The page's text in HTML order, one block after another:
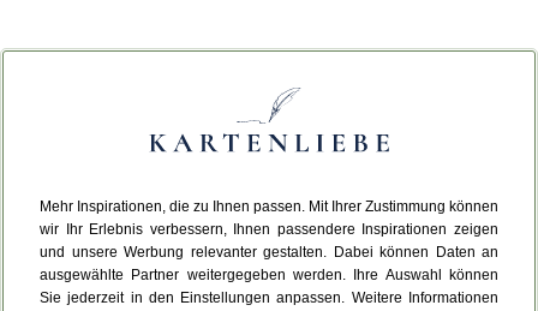
Mehr Inspirationen, die zu Ihnen passen. Mit Ihrer Zustimmung können
wir Ihr Erlebnis verbessern, Ihnen passendere Inspirationen zeigen
und unsere Werbung relevanter gestalten. Dabei können Daten an
ausgewählte Partner weitergegeben werden. Ihre Auswahl können
Sie jederzeit in den Einstellungen anpassen. Weitere Informationen